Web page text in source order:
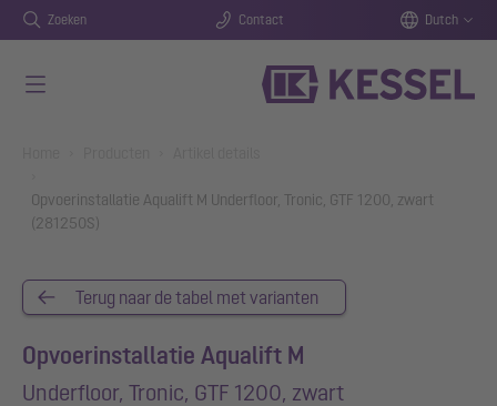
Zoeken Contact Dutch
Opvoerinstallatie Aqualift M Underfloor, Tronic, GTF 1200, zwart
(281250S)
Terug naar de tabel met varianten
Opvoerinstallatie Aqualift M
Underfloor, Tronic, GTF 1200, zwart